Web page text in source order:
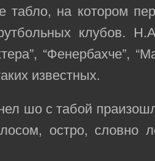
табло, на котором
клубов.
“Фенербахче”,
известных.
шо с табой
остро, словно